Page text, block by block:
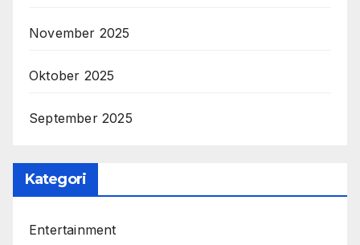
November 2025
Oktober 2025
September 2025
Kategori
Entertainment